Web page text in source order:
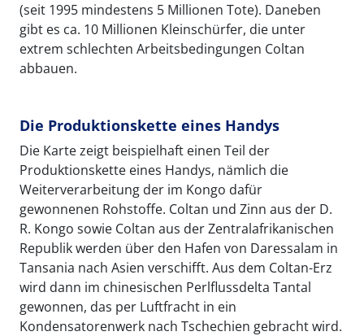
(seit 1995 mindestens 5 Millionen Tote). Daneben
gibt es ca. 10 Millionen Kleinschürfer, die unter
extrem schlechten Arbeitsbedingungen Coltan
abbauen.
Die Produktionskette eines Handys
Die Karte zeigt beispielhaft einen Teil der
Produktionskette eines Handys, nämlich die
Weiterverarbeitung der im Kongo dafür
gewonnenen Rohstoffe. Coltan und Zinn aus der D.
R. Kongo sowie Coltan aus der Zentralafrikanischen
Republik werden über den Hafen von Daressalam in
Tansania nach Asien verschifft. Aus dem Coltan-Erz
wird dann im chinesischen Perlflussdelta Tantal
gewonnen, das per Luftfracht in ein
Kondensatorenwerk nach Tschechien gebracht wird.